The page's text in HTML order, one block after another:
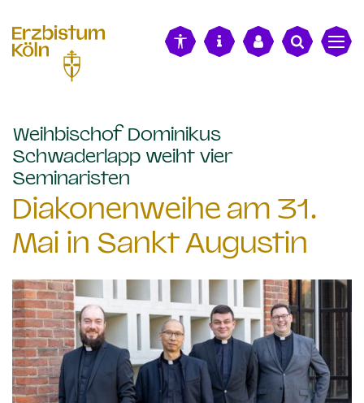
Weihbischof Dominikus
Schwaderlapp weiht vier
Seminaristen
Diakonenweihe am 31.
Mai in Sankt Augustin